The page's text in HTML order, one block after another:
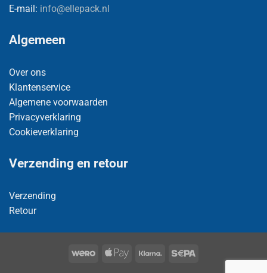
E-mail: info@ellepack.nl
Algemeen
Over ons
Klantenservice
Algemene voorwaarden
Privacyverklaring
Cookieverklaring
Verzending en retour
Verzending
Retour
Wero
Apple
Klarna